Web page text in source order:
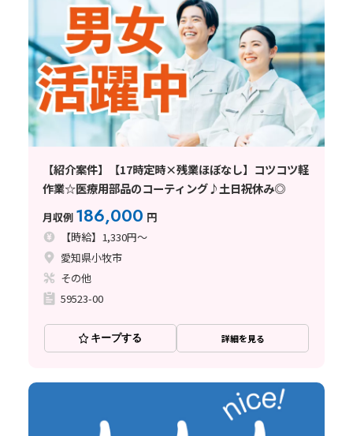
【紹介案件】【17時定時×残業ほぼなし】コツコツ軽
作業☆医療用部品のコーティング♪土日祝休み◎
月収例 186,000 円
【時給】1,330円～
愛知県小牧市
その他
59523-00
キープする 詳細を見る